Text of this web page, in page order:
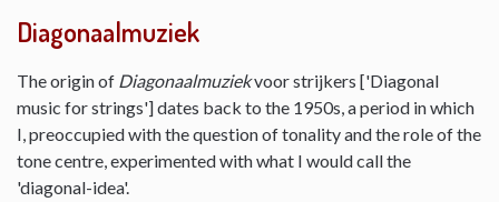
Diagonaalmuziek
The origin of Diagonaalmuziekvoor strijkers ['Diagonal
music for strings'] dates back to the 1950s, a period in which
I, preoccupied with the question of tonality and the role of the
tone centre, experimented with what I would call the
'diagonal-idea'.